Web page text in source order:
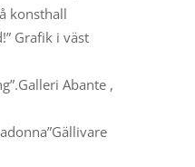
konsthall
Grafik i väst
Abante ,